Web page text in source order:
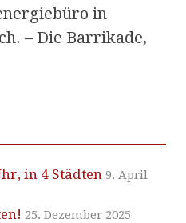
in
– Die Barrikade,
in 4 Städten 9. April
25. Dezember 2025